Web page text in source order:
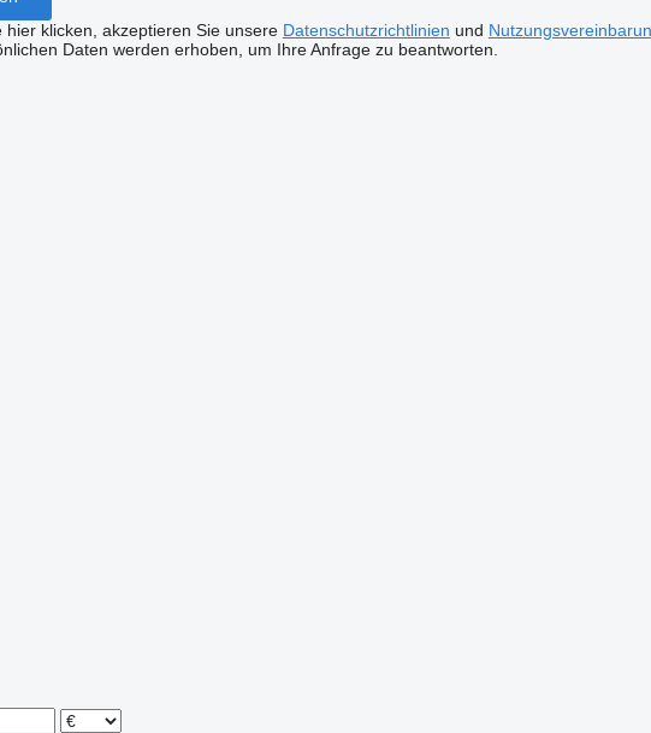
hier klicken, akzeptieren Sie unsere Datenschutzrichtlinien und
Daten werden erhoben, um Ihre Anfrage zu beantworten.